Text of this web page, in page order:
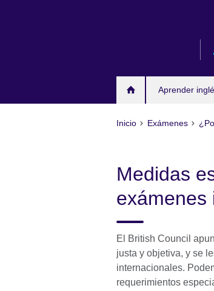
Aprender
Inicio Exámenes
Medidas
exámenes
El British Council
justa y objetiva, y se
internacionales.
requerimientos